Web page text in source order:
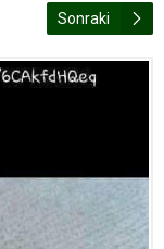
Sonraki